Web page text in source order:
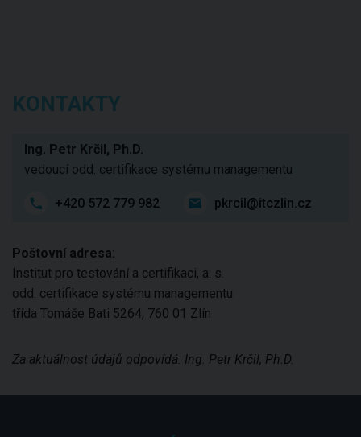
KONTAKTY
Ing. Petr Krčil, Ph.D.
vedoucí odd. certifikace systému managementu
+420 572 779 982 pkrcil@itczlin.cz
Poštovní adresa:
Institut pro testování a certifikaci, a. s.
odd. certifikace systému managementu
třída Tomáše Bati 5264, 760 01 Zlín
Za aktuálnost údajů odpovídá: Ing. Petr Krčil, Ph.D.